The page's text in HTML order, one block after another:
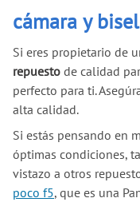
cámara y
Si eres propietario de
repuesto de calidad
perfecto para ti.
alta calidad.
Si estás pensando en
óptimas condiciones,
vistazo a otros
poco f5, que es una